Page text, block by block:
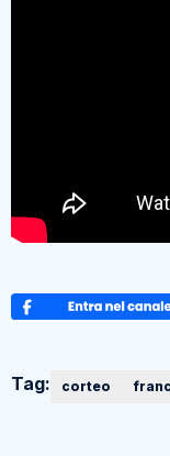
Tag: corteo